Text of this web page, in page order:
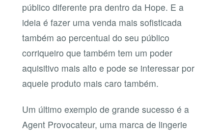
público diferente pra dentro da Hope. E a
ideia é fazer uma venda mais sofisticada
também ao percentual do seu público
corriqueiro que também tem um poder
aquisitivo mais alto e pode se interessar por
aquele produto mais caro também.
Um último exemplo de grande sucesso é a
Agent Provocateur, uma marca de lingerie